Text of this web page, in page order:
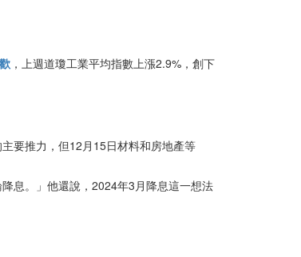
，上週道瓊工業平均指數上漲2.9%，創下
要推力，但12月15日材料和房地產等
息。」他還說，2024年3月降息這一想法